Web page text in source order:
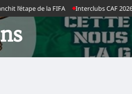
l’étape de la FIFA Interclubs CAF 2026-